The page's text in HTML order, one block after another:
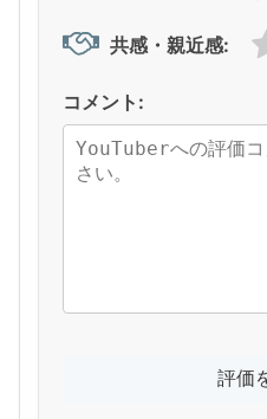
共感・親近感:
コメント: